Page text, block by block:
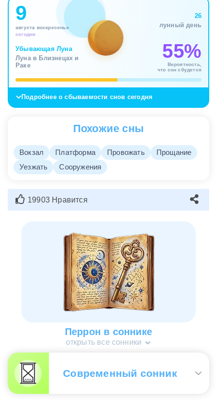
9
августа воскресенье
сегодня
Убывающая Луна
Луна в Близнецах и
Раке
26
лунный день
55%
Вероятность,
что сон сбудется
Подробнее о сбываемости снов сегодня
Похожие сны
Вокзал Платформа Провожать
Прощание
Уезжать
Сооружения
19903 Нравится
Перрон в соннике
открыть все сонники
Современный сонник